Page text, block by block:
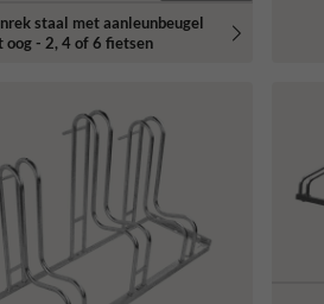
staal met aanleunbeugel
oog - 2, 4 of 6 fietsen